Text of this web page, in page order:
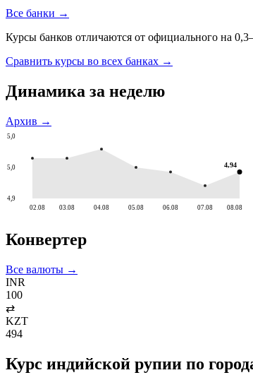
Все банки →
Курсы банков отличаются от официального на
Сравнить курсы во всех банках →
Динамика за неделю
Архив →
5,0
5,0
4,9
4,94
02.08 03.08 04.08 05.08 06.08 07.08 08.08
Конвертер
Все валюты →
INR
100
⇄
KZT
494
Курс индийской рупии по